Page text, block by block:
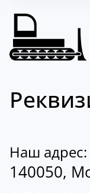
Наш адрес:
140050,